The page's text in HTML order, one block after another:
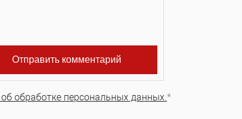
обработке персональных данных.*